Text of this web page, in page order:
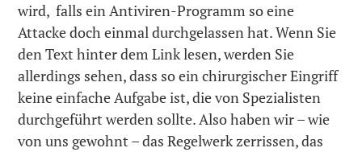
wird, falls ein Antiviren-Programm so eine
Attacke doch einmal durchgelassen hat. Wenn Sie
den Text hinter dem Link lesen, werden Sie
allerdings sehen, dass so ein chirurgischer Eingriff
keine einfache Aufgabe ist, die von Spezialisten
durchgeführt werden sollte. Also haben wir – wie
von uns gewohnt – das Regelwerk zerrissen, das